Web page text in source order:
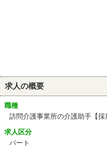
求人の概要
職種
訪問介護事業所の介護助手【
求人区分
パート